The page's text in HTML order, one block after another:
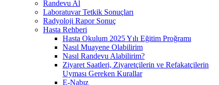
Randevu Al
Laboratuvar Tetkik Sonuçları
Radyoloji Rapor Sonuç
Hasta Rehberi
Hasta Okulum 2025 Yılı Eğitim Proğramı
Nasıl Muayene Olabilirim
Nasıl Randevu Alabilirim?
Ziyaret Saatleri, Ziyaretçilerin ve Refakatçilerin
Uyması Gereken Kurallar
E-Nabız